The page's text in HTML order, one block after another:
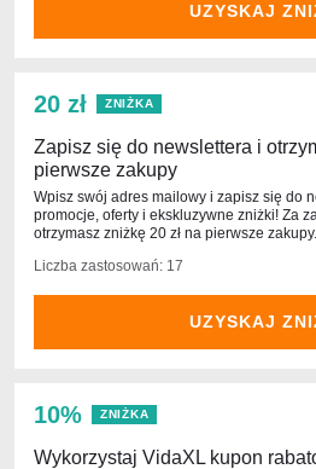
UZYSKAJ
20 zł ZNIŻKA
Zapisz się do newslettera i
pierwsze zakupy
Wpisz swój adres mailowy i zapisz się do
promocje, oferty i ekskluzywne zniżki! Za
otrzymasz zniżkę 20 zł na pierwsze zakupy.
Liczba zastosowań: 17
UZYSKAJ
10% ZNIŻKA
Wykorzystaj VidaXL kupon